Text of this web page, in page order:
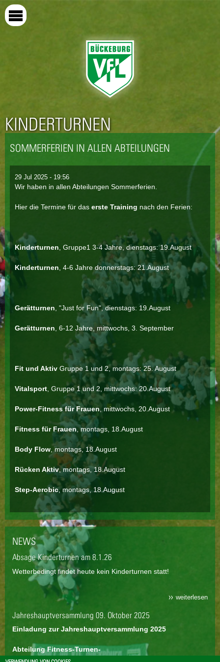
KINDERTURNEN
SOMMERFERIEN IN ALLEN ABTEILUNGEN
29 Jul 2025 - 19:56
Wir haben in allen Abteilungen Sommerferien.
Hier die Termine für das erste Training nach den Ferien:
Kinderturnen , Gruppe1 3-4 Jahre, dienstags: 19.August
Kinderturnen , 4-6 Jahre donnerstags: 21.August
Gerätturnen , "Just for Fun", dienstags: 19.August
Gerätturnen , 6-12 Jahre, mittwochs, 3. September
Fit und Aktiv Gruppe 1 und 2, montags: 25. August
Vitalsport , Gruppe 1 und 2, mittwochs: 20.August
Power-Fitness für Frauen , mittwochs, 20.August
Fitness für Frauen, montags, 18.August
Body Flow , montags, 18.August
Rücken Aktiv, montags, 18.August
Step-Aerobic, montags, 18.August
NEWS
Absage Kinderturnen am 8.1.26
Wetterbedingt findet heute kein Kinderturnen statt!
weiterlesen
Jahreshauptversammlung 09. Oktober 2025
Einladung zur Jahreshauptversammlung 2025
Abteilung Fitness-Turnen-
Gesundheit/Gerätturnen/Kinderturnen